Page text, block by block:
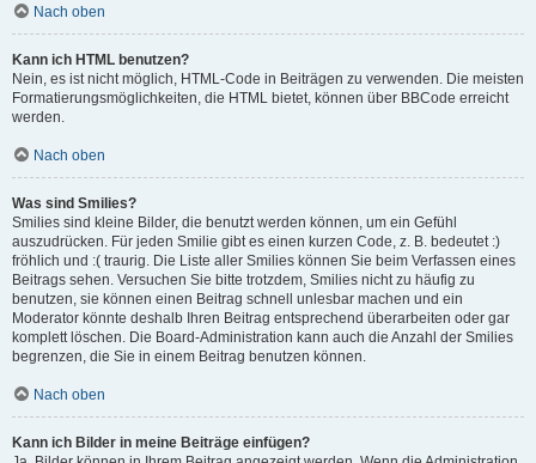
Nach oben
Kann ich HTML benutzen?
Nein, es ist nicht möglich, HTML-Code in Beiträgen zu verwenden. Die meisten
Formatierungsmöglichkeiten, die HTML bietet, können über BBCode erreicht
werden.
Nach oben
Was sind Smilies?
Smilies sind kleine Bilder, die benutzt werden können, um ein Gefühl
auszudrücken. Für jeden Smilie gibt es einen kurzen Code, z. B. bedeutet :)
fröhlich und :( traurig. Die Liste aller Smilies können Sie beim Verfassen eines
Beitrags sehen. Versuchen Sie bitte trotzdem, Smilies nicht zu häufig zu
benutzen, sie können einen Beitrag schnell unlesbar machen und ein
Moderator könnte deshalb Ihren Beitrag entsprechend überarbeiten oder gar
komplett löschen. Die Board-Administration kann auch die Anzahl der Smilies
begrenzen, die Sie in einem Beitrag benutzen können.
Nach oben
Kann ich Bilder in meine Beiträge einfügen?